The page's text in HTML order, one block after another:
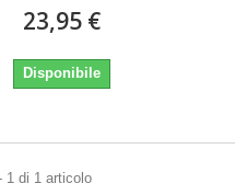
23,95 €
Disponibile
1 di 1 articolo